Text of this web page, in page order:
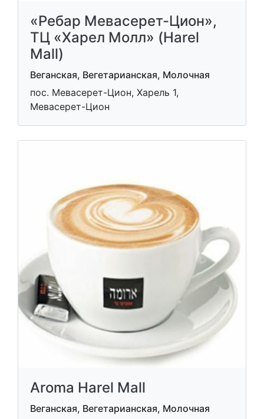
«Ребар Мевасерет-Цион»,
ТЦ «Харел Молл» (Harel
Mall)
Веганская, Вегетарианская, Молочная
пос. Мевасерет-Цион, Харель 1,
Мевасерет-Цион
Aroma Harel Mall
Веганская, Вегетарианская, Молочная